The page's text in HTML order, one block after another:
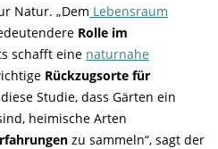
Natur. „Dem Lebensraum
Rolle im
schafft eine naturnahe
Rückzugsorte für
Studie, dass Gärten ein
heimische Arten
zu sammeln“, sagt der